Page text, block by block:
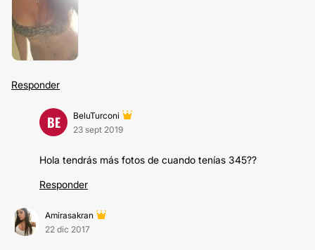
Responder
BE
BeluTurconi
23 sept 2019
Hola tendrás más fotos de cuando tenías 345??
Responder
Amirasakran
22 dic 2017